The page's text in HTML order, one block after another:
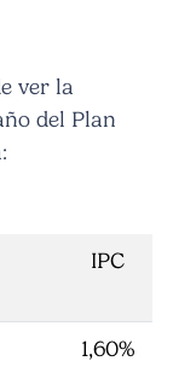
ver la
del Plan
IPC
1,60%